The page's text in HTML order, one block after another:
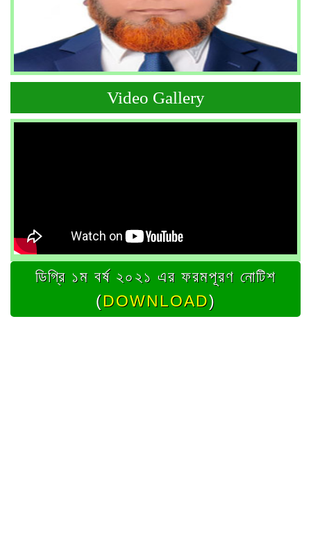
Video Gallery
ডিগ্রি ১ম বর্ষ ২০২১ এর ফরমপূরণ নোটিশ
(DOWNLOAD)